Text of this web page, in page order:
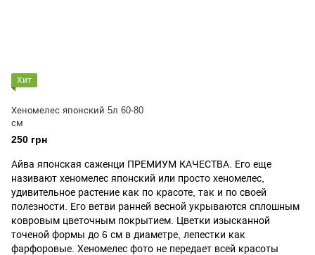
Хит
Хеномелес японский 5л 60-80
см
250 грн
Айва японская саженци ПРЕМИУМ КАЧЕСТВА. Его еще
називают хеномелес японский или просто хеномелес,
удивительное растение как по красоте, так и по своей
полезности. Его ветви ранней весной укрываются сплошным
ковровым цветочным покрытием. Цветки изысканной
точеной формы до 6 см в диаметре, лепестки как
фарфоровые. Хеномелес фото не передает всей красоты